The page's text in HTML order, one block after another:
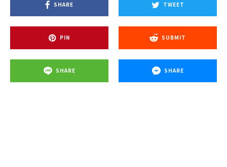
SHARE TWEET
PIN SUBMIT
SHARE SHARE